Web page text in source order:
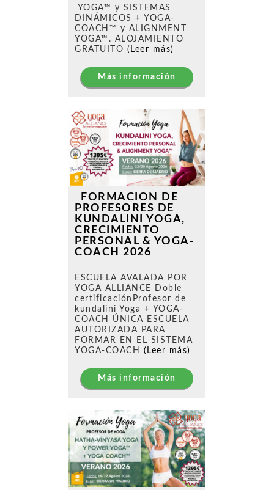
YOGA™ y SISTEMAS
DINÁMICOS + YOGA-
COACH™ y ALIGNMENT
YOGA™. ALOJAMIENTO
GRATUITO (Leer más)
Más información
FORMACION DE
PROFESORES DE
KUNDALINI YOGA,
CRECIMIENTO
PERSONAL & YOGA-
COACH 2026
ESCUELA AVALADA POR
YOGA ALLIANCE Doble
certificaciónProfesor de
kundalini Yoga + YOGA-
COACH ÚNICA ESCUELA
AUTORIZADA PARA
FORMAR EN EL SISTEMA
YOGA-COACH (Leer más)
Más información